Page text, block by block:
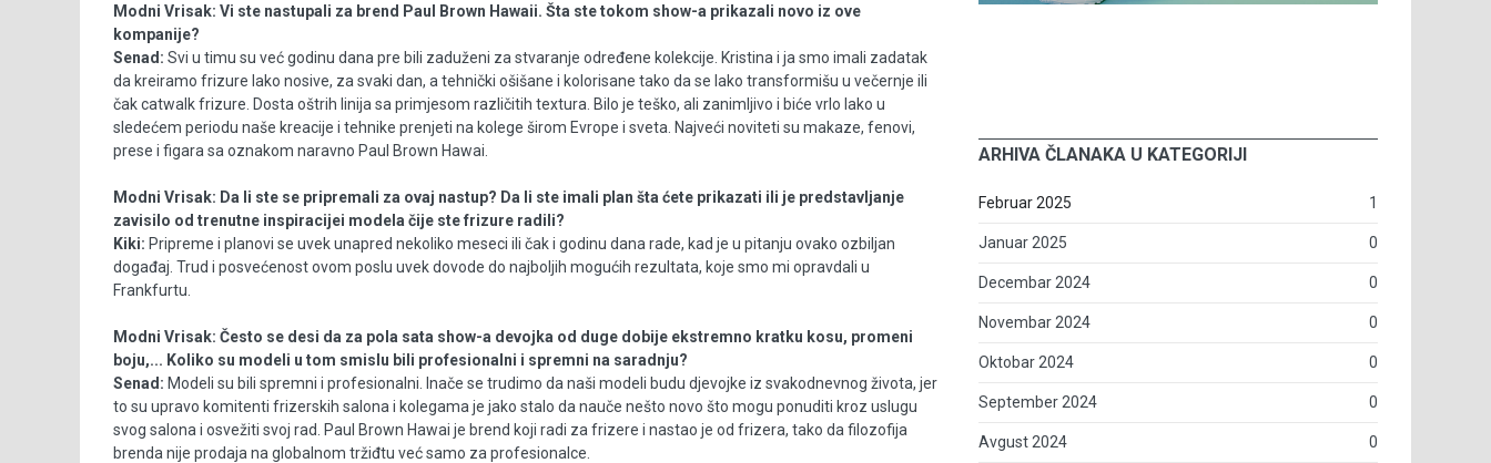
Modni Vrisak: Vi ste nastupali za brend Paul Brown Hawaii. Šta ste tokom show-a prikazali novo iz ove
kompanije?
Senad: Svi u timu su već godinu dana pre bili zaduženi za stvaranje određene kolekcije. Kristina i ja smo imali zadatak
da kreiramo frizure lako nosive, za svaki dan, a tehnički ošišane i kolorisane tako da se lako transformišu u večernje ili
čak catwalk frizure. Dosta oštrih linija sa primjesom različitih textura. Bilo je teško, ali zanimljivo i biće vrlo lako u
sledećem periodu naše kreacije i tehnike prenjeti na kolege širom Evrope i sveta. Najveći noviteti su makaze, fenovi,
prese i figara sa oznakom naravno Paul Brown Hawai.
Modni Vrisak: Da li ste se pripremali za ovaj nastup? Da li ste imali plan šta ćete prikazati ili je predstavljanje
zavisilo od trenutne inspiracijei modela čije ste frizure radili?
Kiki: Pripreme i planovi se uvek unapred nekoliko meseci ili čak i godinu dana rade, kad je u pitanju ovako ozbiljan
događaj. Trud i posvećenost ovom poslu uvek dovode do najboljih mogućih rezultata, koje smo mi opravdali u
Frankfurtu.
Modni Vrisak: Često se desi da za pola sata show-a devojka od duge dobije ekstremno kratku kosu, promeni
boju,... Koliko su modeli u tom smislu bili profesionalni i spremni na saradnju?
Senad: Modeli su bili spremni i profesionalni. Inače se trudimo da naši modeli budu djevojke iz svakodnevnog života, jer
to su upravo komitenti frizerskih salona i kolegama je jako stalo da nauče nešto novo što mogu ponuditi kroz uslugu
svog salona i osvežiti svoj rad. Paul Brown Hawai je brend koji radi za frizere i nastao je od frizera, tako da filozofija
brenda nije prodaja na globalnom tržiđtu već samo za profesionalce.
ARHIVA ČLANAKA U KATEGORIJI
Februar 2025 1
Januar 2025 0
Decembar 2024 0
Novembar 2024 0
Oktobar 2024 0
September 2024 0
Avgust 2024 0